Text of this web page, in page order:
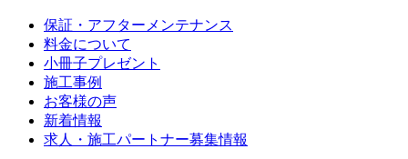
保証・アフターメンテナンス
料金について
小冊子プレゼント
施工事例
お客様の声
新着情報
求人・施工パートナー募集情報